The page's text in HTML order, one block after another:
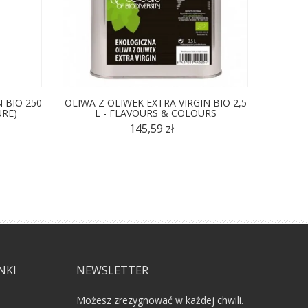
BIO 250 OLIWA Z OLIWEK EXTRA VIRGIN BIO 2,5
L - FLAVOURS & COLOURS
145,59 zł
NEWSLETTER
Możesz zrezygnować w każdej chwili.